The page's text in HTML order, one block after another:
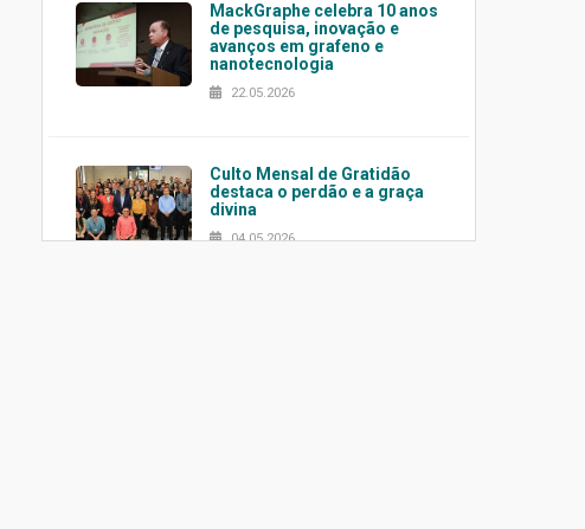
MackGraphe celebra 10 anos
de pesquisa, inovação e
avanços em grafeno e
nanotecnologia
22.05.2026
Culto Mensal de Gratidão
destaca o perdão e a graça
divina
04.05.2026